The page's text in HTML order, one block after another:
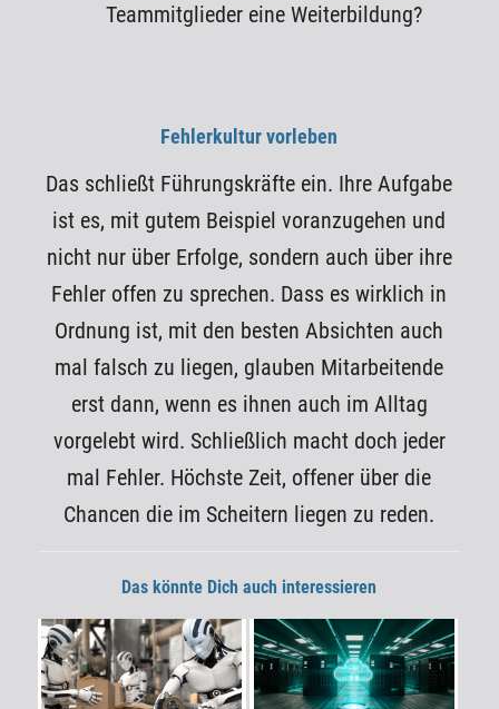
Teammitglieder eine Weiterbildung?
Fehlerkultur vorleben
Das schließt Führungskräfte ein. Ihre Aufgabe
ist es, mit gutem Beispiel voranzugehen und
nicht nur über Erfolge, sondern auch über ihre
Fehler offen zu sprechen. Dass es wirklich in
Ordnung ist, mit den besten Absichten auch
mal falsch zu liegen, glauben Mitarbeitende
erst dann, wenn es ihnen auch im Alltag
vorgelebt wird. Schließlich macht doch jeder
mal Fehler. Höchste Zeit, offener über die
Chancen die im Scheitern liegen zu reden.
Das könnte Dich auch interessieren